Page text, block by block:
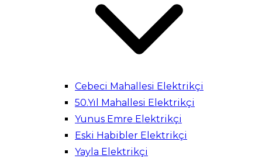
Cebeci Mahallesi Elektrikçi
50.Yıl Mahallesi Elektrikçi
Yunus Emre Elektrikçi
Eski Habibler Elektrikçi
Yayla Elektrikçi